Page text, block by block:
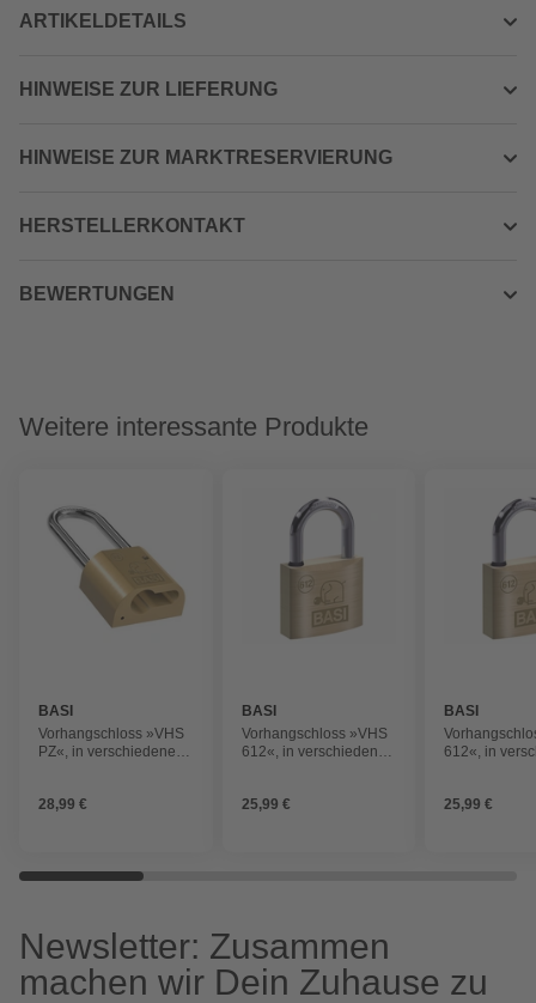
ARTIKELDETAILS
HINWEISE ZUR LIEFERUNG
HINWEISE ZUR MARKTRESERVIERUNG
HERSTELLERKONTAKT
BEWERTUNGEN
Weitere interessante Produkte
BASI
Vorhangschloss »VHS
PZ«, in verschiedenen
28,99 €
BASI
Vorhangschloss »VHS
612«, in verschiedenen
25,99 €
BASI
612«, in
25,99 €
Newsletter: Zusammen
machen wir Dein Zuhause zu